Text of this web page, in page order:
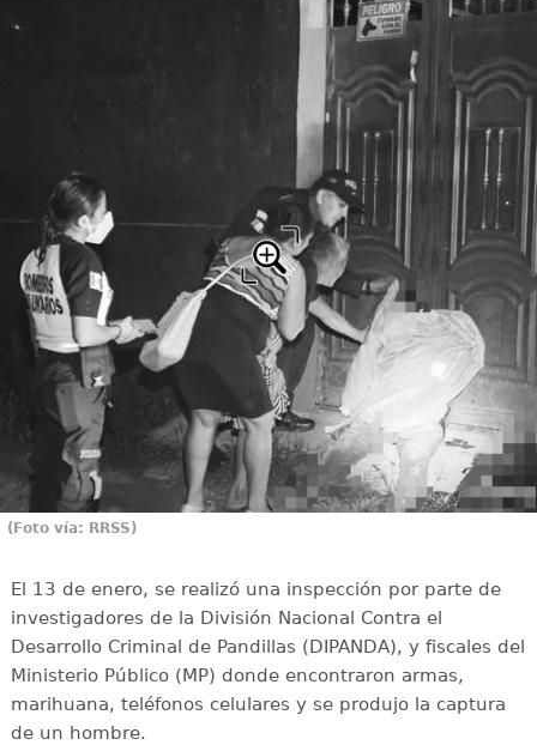
(Foto vía: RRSS)
El 13 de enero, se realizó una inspección por parte de
investigadores de la División Nacional Contra el
Desarrollo Criminal de Pandillas (DIPANDA), y fiscales del
Ministerio Público (MP) donde encontraron armas,
marihuana, teléfonos celulares y se produjo la captura
de un hombre.